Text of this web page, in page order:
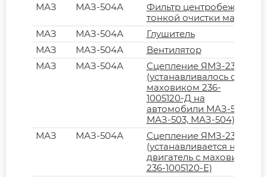
МАЗ
МАЗ-504А
Фильтр центробежный
тонкой очистки масла
МАЗ
МАЗ-504А
Глушитель
МАЗ
МАЗ-504А
Вентилятор
МАЗ
МАЗ-504А
Сцепление ЯМЗ-236
(устанавливалось с
маховиком 236-
1005120-Д на
автомобили МАЗ-500,
МАЗ-503, МАЗ-504)
МАЗ
МАЗ-504А
Сцепление ЯМЗ-236К
(устанавливается на
двигатель с маховиком
236-1005120-Е)